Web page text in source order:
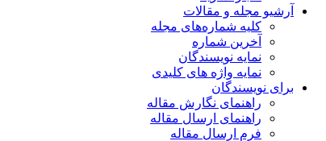
آرشیو مجله و مقالات
کلیه شماره‌های مجله
آخرین شماره
نمایه نویسندگان
نمایه واژه های کلیدی
برای نویسندگان
راهنمای نگارش مقاله
راهنمای ارسال مقاله
فرم ارسال مقاله